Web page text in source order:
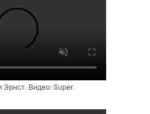
Эрнст. Видео: Super.